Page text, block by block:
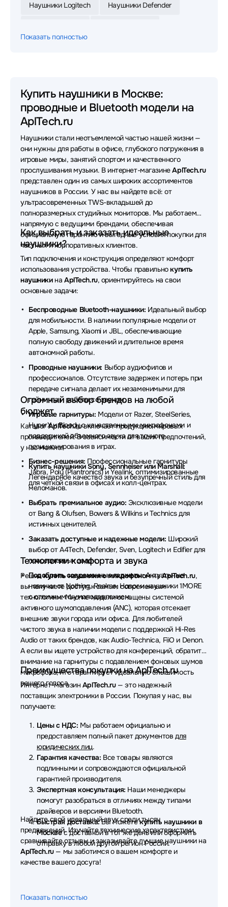
Наушники Logitech Наушники Defender
Наушники Oklick Наушники Sven
Наушники MONSTER
Наушники Apple Наушники Asus
Наушники FiiO Наушники Sennheiser
Наушники Samsung Наушники Bloody
Наушники UGREEN Наушники Poly
Наушники VT Наушники OneOdio
Наушники Bang&Olufsen Наушники Lenovo
Наушники SteelSeries Наушники Rapoo
Наушники Beyerdynamic
Наушники Axtel Наушники Plantronics
Наушники REALME Наушники Acer
Наушники Audio-Technica
Наушники SHURE Наушники DENON
Наушники Honor Наушники Havit
Наушники Trust Наушники MARSHALL
Наушники TECNO Наушники Redragon
Наушники Takstar Наушники Baseus
Наушники Belkin Наушники Defunc
Наушники Dell Наушники Simgot
Наушники Canyon
Наушники MUSIC PUBLIC KINGDOM
Наушники AverMedia Наушники OLMIO
Наушники Nothing Наушники X-Game
Наушники Koss Наушники Bowers & Wilkins
Наушники Dark Project Наушники AKG
Наушники Lyambda Наушники JVC
Наушники CROWN micro Наушники Ttec
Наушники Digma Наушники Redmi
Наушники Aula Наушники Fanvil
Наушники Nuroum Наушники Thermaltake
Наушники TWS Наушники AVTech
Наушники Ritmix Наушники Microlab
Наушники Patriot Наушники MSI
Наушники Hama Наушники EPOS
Показать полностью
Купить наушники в Москве:
проводные и Bluetooth модели на
AplTech.ru
Наушники стали неотъемлемой частью нашей жизни —
они нужны для работы в офисе, глубокого погружения в
игровые миры, занятий спортом и качественного
прослушивания музыки. В интернет-магазинеAplTech.ru
представлен один из самых широких ассортиментов
наушников в России. У нас вы найдете всё: от
ультрасовременных TWS-вкладышей до
полноразмерных студийных мониторов. Мы работаем
напрямую с ведущими брендами, обеспечивая
официальную гарантию и выгодные условия покупки для
частных и корпоративных клиентов.
Как выбрать и заказать идеальные
наушники?
Тип подключения и конструкция определяют комфорт
использования устройства. Чтобы правильнокупить
наушникина AplTech.ru, ориентируйтесь на свои
основные задачи:
Беспроводные Bluetooth-наушники: Идеальный выбор
для мобильности. В наличии популярные модели от
Apple, Samsung, Xiaomi и JBL, обеспечивающие
полную свободу движений и длительное время
автономной работы.
Проводные наушники: Выбор аудиофилов и
профессионалов. Отсутствие задержек и потерь при
передаче сигнала делает их незаменимыми для
гейминга и работы со звуком.
Игровые гарнитуры: Модели от Razer, SteelSeries,
HyperX и Bloody с качественными микрофонами и
поддержкой объемного звука для точного
позиционирования в играх.
Бизнес-решения: Профессиональные гарнитуры
Jabra, Poly (Plantronics) и Yealink, оптимизированные
для четкой связи в офисах и колл-центрах.
Огромный выбор брендов на любой
бюджет
КаталогAplTech.ruвключает продукцию мировых
производителей. В зависимости от ваших предпочтений,
у нас можно:
Купить наушники Sony, Sennheiser или Marshall:
Легендарное качество звука и безупречный стиль для
меломанов.
Выбрать премиальное аудио: Эксклюзивные модели
от Bang & Olufsen, Bowers & Wilkins и Technics для
истинных ценителей.
Заказать доступные и надежные модели: Широкий
выбор от A4Tech, Defender, Sven, Logitech и Edifier для
повседневных задач.
Подобрать современные гаджеты:Актуальные
новинки от Nothing, Realme, Honor и наушники 1MORE
с отличным шумоподавлением.
Технологии комфорта и звука
Решивкупить наушники с микрофономнаAplTech.ru,
вы получаете доступ к самым современным
технологиям. Многие модели оснащены системой
активного шумоподавления (ANC), которая отсекает
внешние звуки города или офиса. Для любителей
чистого звука в наличии модели с поддержкой Hi-Res
Audio от таких брендов, как Audio-Technica, FiiO и Denon.
А если вы ищете устройство для конференций, обратите
внимание на гарнитуры с подавлением фоновых шумов
микрофона, что гарантирует идеальную слышимость
вашего голоса.
Преимущества покупки на AplTech.ru
Интернет-магазин AplTech.ru— это надежный
поставщик электроники в России. Покупая у нас, вы
получаете:
Цены с НДС: Мы работаем официально и
предоставляем полный пакет документовдля
юридических лиц.
Гарантия качества: Все товары являются
подлинными и сопровождаются официальной
гарантией производителя.
Экспертная консультация: Наши менеджеры
помогут разобраться в отличиях между типами
драйверов и версиями Bluetooth.
Быстрая доставка:Вы можетекупить наушники в
Москвес доставкой в тот же день или оформить
отправку в любой другой регион России.
Найдите свой идеальный звук среди тысяч
предложений. Изучайте технические характеристики,
сравнивайте отзывы и заказывайте лучшие наушники на
AplTech.ru— мы заботимся о вашем комфорте и
качестве вашего досуга!
Показать полностью